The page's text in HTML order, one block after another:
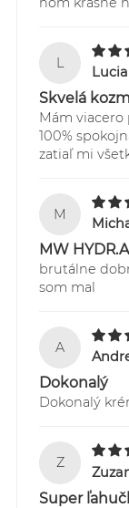
Sledovanie
https://
L
Lucia
Skvelá
Mám viacero
100%
zatiaľ mi
M
MW
brutálne
som mal
A
Dokonalý
Dokonalý
Z
Super